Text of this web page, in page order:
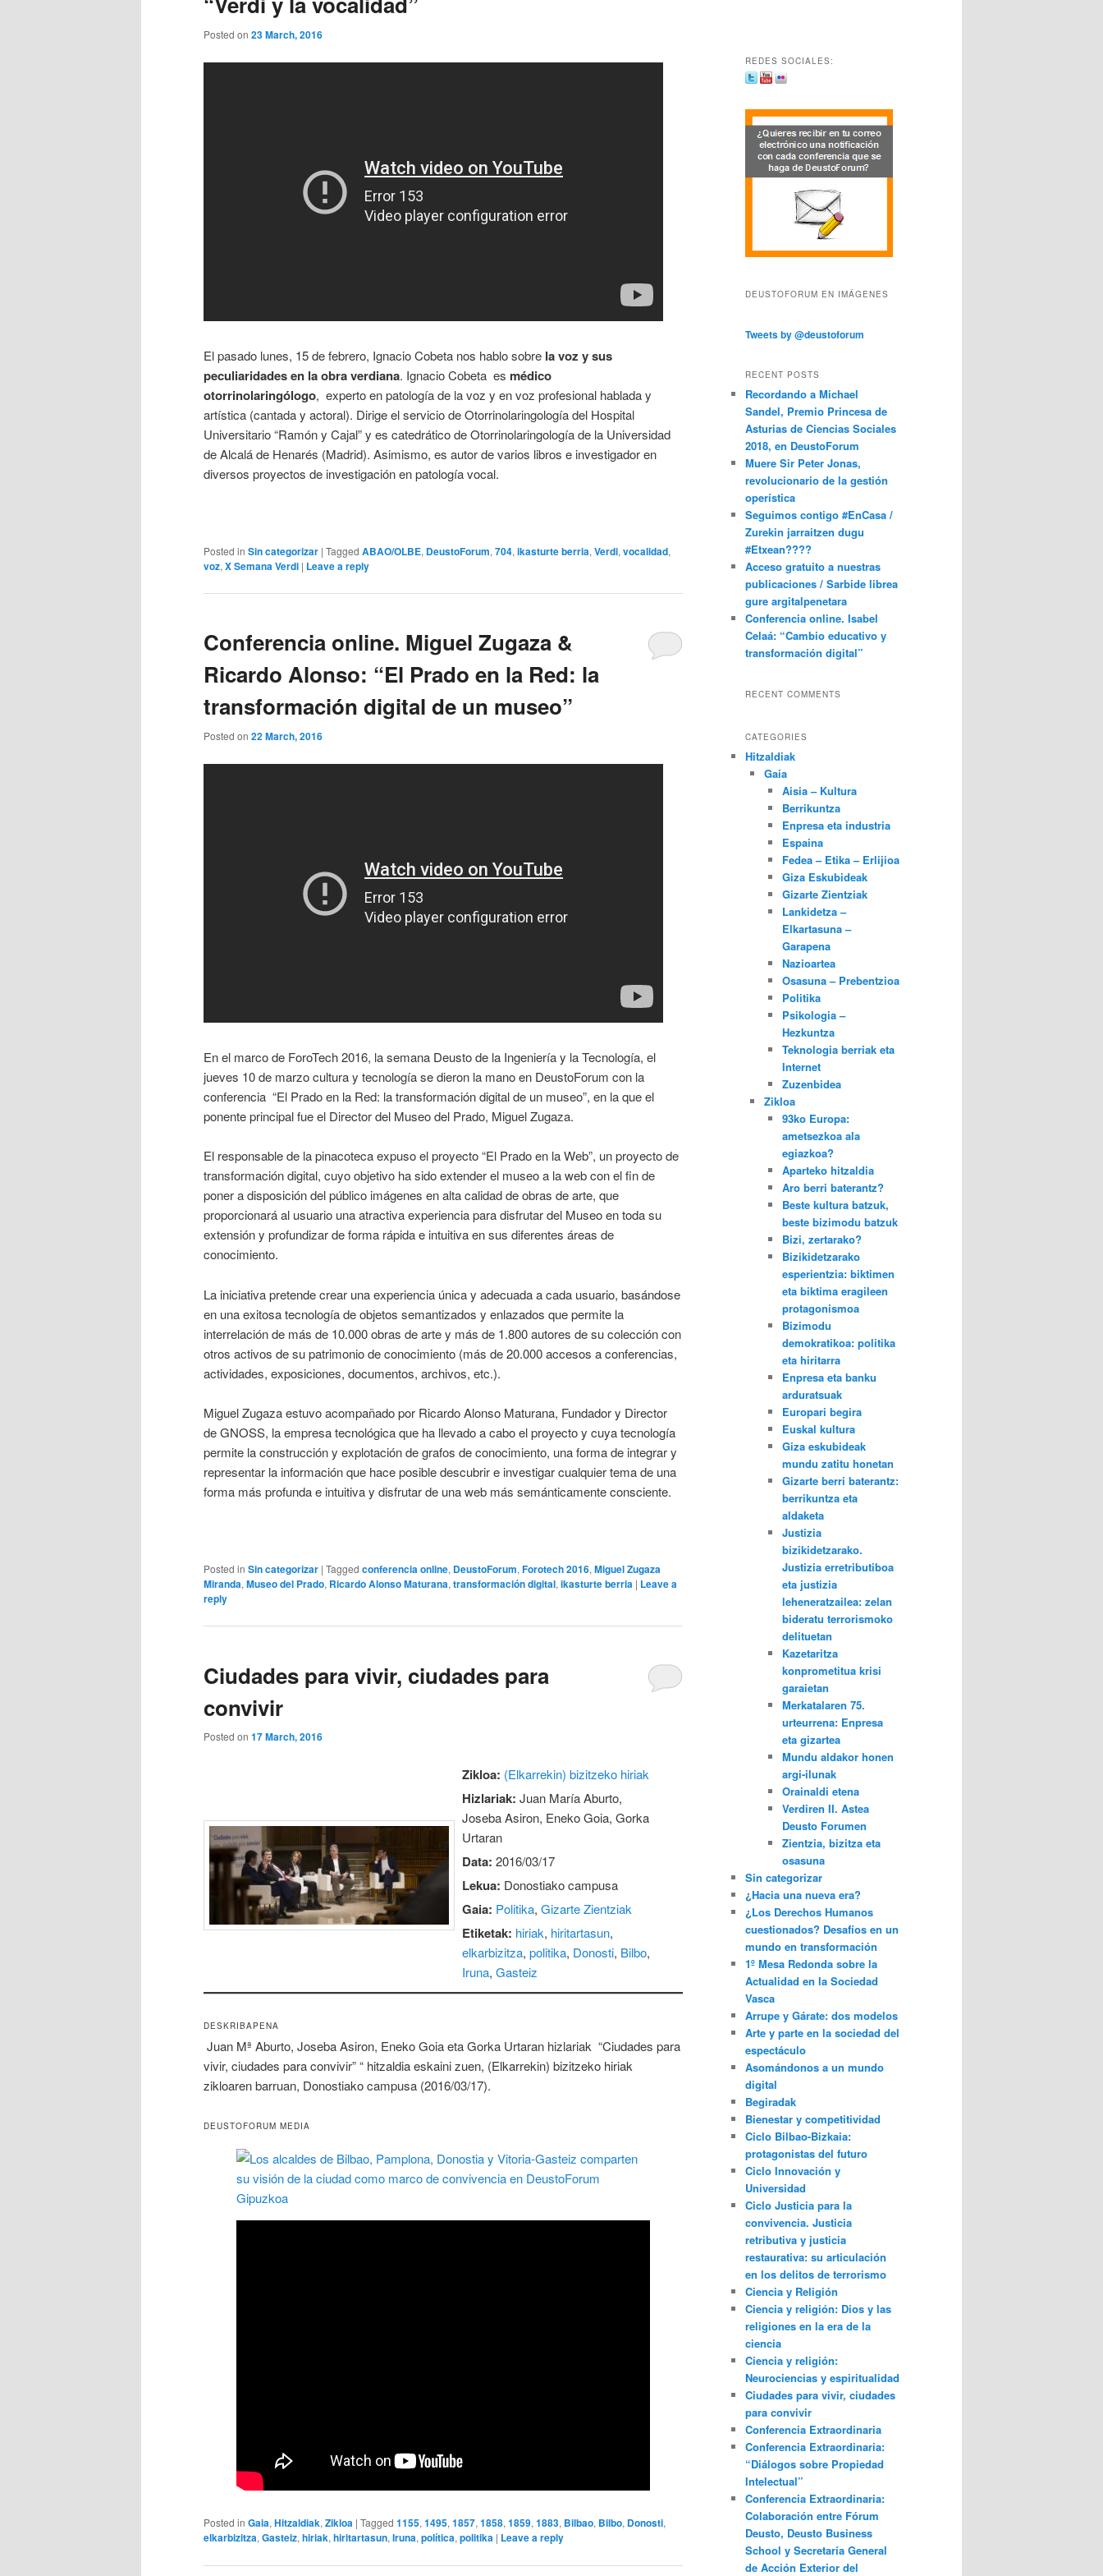
Posted on 23 March, 2016
El pasado lunes, 15 de febrero, Ignacio Cobeta nos hablo sobre la voz y sus
peculiaridades en la obra verdiana. Ignacio Cobeta es médico
otorrinolaringólogo, experto en patología de la voz y en voz profesional hablada y
artística (cantada y actoral). Dirige el servicio de Otorrinolaringología del Hospital
Universitario “Ramón y Cajal” y es catedrático de Otorrinolaringología de la Universidad
de Alcalá de Henarés (Madrid). Asimismo, es autor de varios libros e investigador en
diversos proyectos de investigación en patología vocal.
Posted in Sin categorizar | Tagged ABAO/OLBE, DeustoForum, 704, ikasturte berria, Verdi, vocalidad,
voz, X Semana Verdi | Leave a reply
Conferencia online. Miguel Zugaza &
Ricardo Alonso: “El Prado en la Red: la
transformación digital de un museo”
Posted on 22 March, 2016
En el marco de ForoTech 2016, la semana Deusto de la Ingeniería y la Tecnología, el
jueves 10 de marzo cultura y tecnología se dieron la mano en DeustoForum con la
conferencia “El Prado en la Red: la transformación digital de un museo”, en la que el
ponente principal fue el Director del Museo del Prado, Miguel Zugaza.
El responsable de la pinacoteca expuso el proyecto “El Prado en la Web”, un proyecto de
transformación digital, cuyo objetivo ha sido extender el museo a la web con el fin de
poner a disposición del público imágenes en alta calidad de obras de arte, que
proporcionará al usuario una atractiva experiencia para disfrutar del Museo en toda su
extensión y profundizar de forma rápida e intuitiva en sus diferentes áreas de
conocimiento.
La iniciativa pretende crear una experiencia única y adecuada a cada usuario, basándose
en una exitosa tecnología de objetos semantizados y enlazados que permite la
interrelación de más de 10.000 obras de arte y más de 1.800 autores de su colección con
otros activos de su patrimonio de conocimiento (más de 20.000 accesos a conferencias,
actividades, exposiciones, documentos, archivos, etc.).
Miguel Zugaza estuvo acompañado por Ricardo Alonso Maturana, Fundador y Director
de GNOSS, la empresa tecnológica que ha llevado a cabo el proyecto y cuya tecnología
permite la construcción y explotación de grafos de conocimiento, una forma de integrar y
representar la información que hace posible descubrir e investigar cualquier tema de una
forma más profunda e intuitiva y disfrutar de una web más semánticamente consciente.
Posted in Sin categorizar | Tagged conferencia online, DeustoForum, Forotech 2016, Miguel Zugaza
Miranda, Museo del Prado, Ricardo Alonso Maturana, transformación digital, ikasturte berria | Leave a
reply
Ciudades para vivir, ciudades para
convivir
Posted on 17 March, 2016
Zikloa: (Elkarrekin) bizitzeko hiriak
Hizlariak: Juan María Aburto,
Joseba Asiron, Eneko Goia, Gorka
Urtaran
Data: 2016/03/17
Lekua: Donostiako campusa
Gaia: Politika,Gizarte Zientziak
Etiketak: hiriak, hiritartasun,
elkarbizitza,politika, Donosti, Bilbo,
Iruna,Gasteiz
DESKRIBAPENA
Juan Mª Aburto, Joseba Asiron, Eneko Goia eta Gorka Urtaran hizlariak “Ciudades para
vivir, ciudades para convivir” “ hitzaldia eskaini zuen, (Elkarrekin) bizitzeko hiriak
zikloaren barruan, Donostiako campusa (2016/03/17).
DEUSTOFORUM MEDIA
Posted in Gaia,Hitzaldiak,Zikloa | Tagged 1155,1495,1857,1858,1859,1883, Bilbao, Bilbo, Donosti,
elkarbizitza,Gasteiz,hiriak,hiritartasun,Iruna,política,politika | Leave a reply
REDES SOCIALES:
DEUSTOFORUM EN IMÁGENES
Tweets by @deustoforum
RECENT POSTS
Recordando a Michael
Sandel, Premio Princesa de
Asturias de Ciencias Sociales
2018, en DeustoForum
Muere Sir Peter Jonas,
revolucionario de la gestión
operística
Seguimos contigo #EnCasa /
Zurekin jarraitzen dugu
#Etxean????
Acceso gratuito a nuestras
publicaciones / Sarbide librea
gure argitalpenetara
Conferencia online. Isabel
Celaá: “Cambio educativo y
transformación digital”
RECENT COMMENTS
CATEGORIES
Hitzaldiak
Gaia
Aisia – Kultura
Berrikuntza
Enpresa eta industria
Espaina
Fedea – Etika – Erlijioa
Giza Eskubideak
Gizarte Zientziak
Lankidetza –
Elkartasuna –
Garapena
Nazioartea
Osasuna – Prebentzioa
Politika
Psikologia –
Hezkuntza
Teknologia berriak eta
Internet
Zuzenbidea
Zikloa
93ko Europa:
ametsezkoa ala
egiazkoa?
Aparteko hitzaldia
Aro berri baterantz?
Beste kultura batzuk,
beste bizimodu batzuk
Bizi, zertarako?
Bizikidetzarako
esperientzia: biktimen
eta biktima eragileen
protagonismoa
Bizimodu
demokratikoa: politika
eta hiritarra
Enpresa eta banku
arduratsuak
Europari begira
Euskal kultura
Giza eskubideak
mundu zatitu honetan
Gizarte berri baterantz:
berrikuntza eta
aldaketa
Justizia
bizikidetzarako.
Justizia erretributiboa
eta justizia
leheneratzailea: zelan
bideratu terrorismoko
delituetan
Kazetaritza
konprometitua krisi
garaietan
Merkatalaren 75.
urteurrena: Enpresa
eta gizartea
Mundu aldakor honen
argi-ilunak
Orainaldi etena
Verdiren II. Astea
Deusto Forumen
Zientzia, bizitza eta
osasuna
Sin categorizar
¿Hacia una nueva era?
¿Los Derechos Humanos
cuestionados? Desafíos en un
mundo en transformación
1º Mesa Redonda sobre la
Actualidad en la Sociedad
Vasca
Arrupe y Gárate: dos modelos
Arte y parte en la sociedad del
espectáculo
Asomándonos a un mundo
digital
Begiradak
Bienestar y competitividad
Ciclo Bilbao-Bizkaia:
protagonistas del futuro
Ciclo Innovación y
Universidad
Ciclo Justicia para la
convivencia. Justicia
retributiva y justicia
restaurativa: su articulación
en los delitos de terrorismo
Ciencia y Religión
Ciencia y religión: Dios y las
religiones en la era de la
ciencia
Ciencia y religión:
Neurociencias y espiritualidad
Ciudades para vivir, ciudades
para convivir
Conferencia Extraordinaria
Conferencia Extraordinaria:
“Diálogos sobre Propiedad
Intelectual”
Conferencia Extraordinaria:
Colaboración entre Fórum
Deusto, Deusto Business
School y Secretaría General
de Acción Exterior del